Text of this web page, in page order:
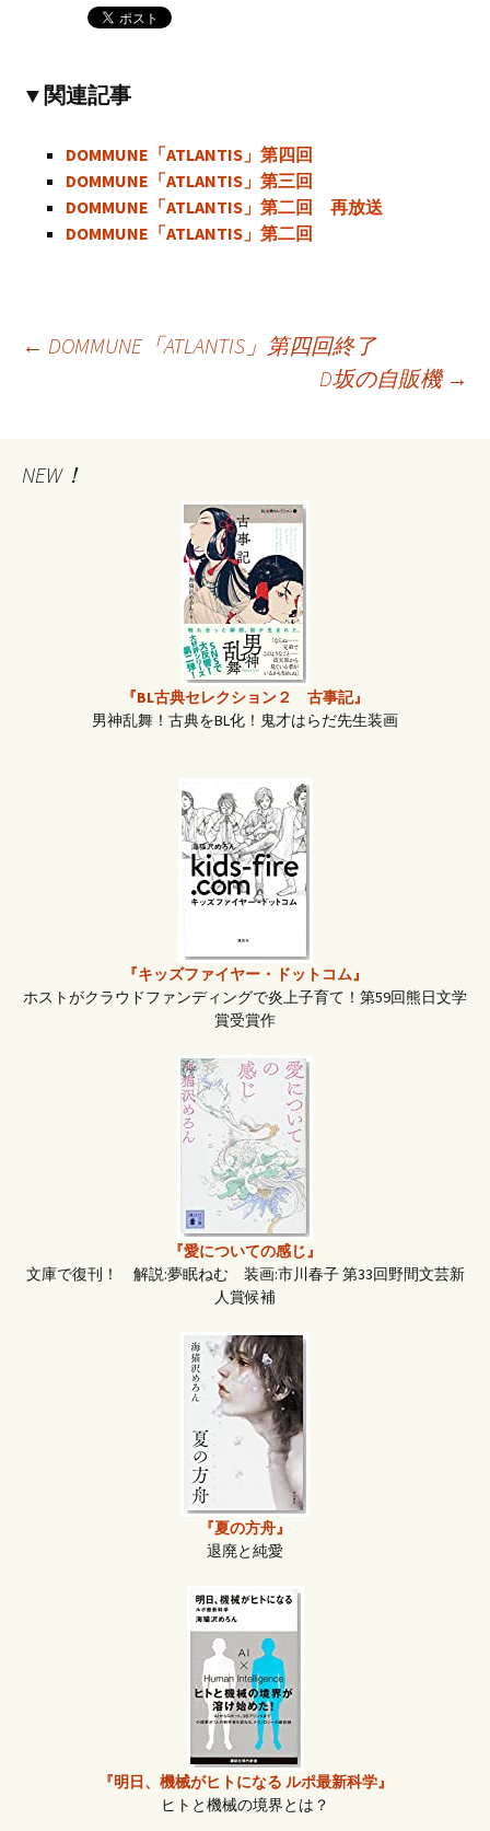
▼関連記事
DOMMUNE「ATLANTIS」第四回
DOMMUNE「ATLANTIS」第三回
DOMMUNE「ATLANTIS」第二回 再放送
DOMMUNE「ATLANTIS」第二回
稿
← DOMMUNE「ATLANTIS」第四回終了
D坂の自販機 →
NEW！
『BL古典セレクション２ 古事記』
男神乱舞！古典をBL化！鬼才はらだ先生装画
『キッズファイヤー・ドットコム』
ホストがクラウドファンディングで炎上子育て！第59回熊日文学
賞受賞作
『愛についての感じ』
文庫で復刊！ 解説:夢眠ねむ 装画:市川春子 第33回野間文芸新
人賞候補
『夏の方舟』
退廃と純愛
『明日、機械がヒトになる ルポ最新科学』
ヒトと機械の境界とは？